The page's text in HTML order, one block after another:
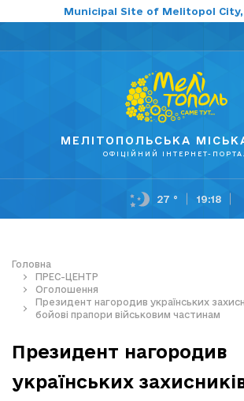
Municipal Site of Melitopol City,
МЕЛІТОПОЛЬСЬКА
ОФІЦІЙНИЙ ІНТЕРНЕТ-
27 ° 19:18
Головна
ПРЕС-ЦЕНТР
Оголошення
Президент нагородив українських
бойові прапори військовим частинам
Президент нагородив
українських